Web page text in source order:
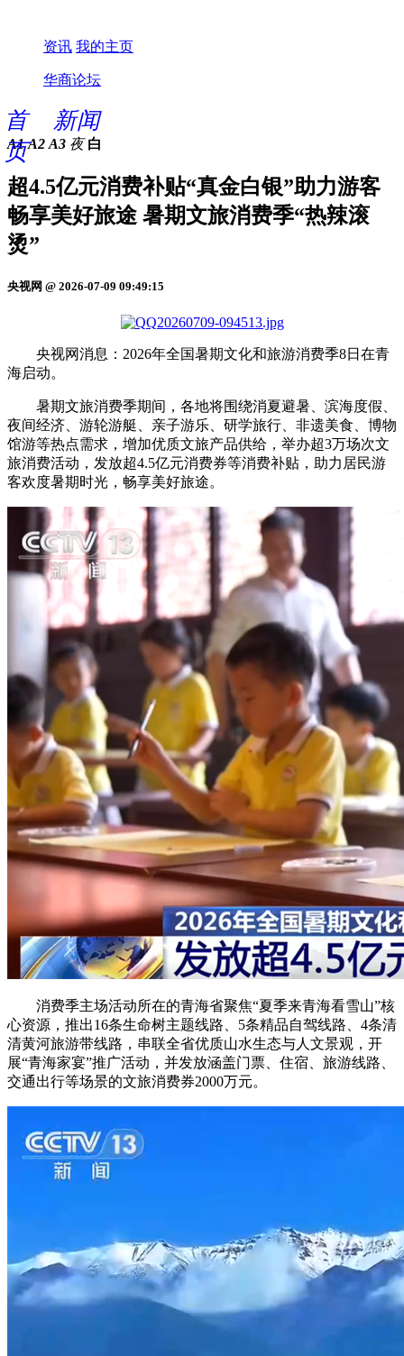
资讯 我的主页
华商论坛
首
页
新闻
A1 A2 A3 夜 白
超4.5亿元消费补贴“真金白银”助力游客
畅享美好旅途 暑期文旅消费季“热辣滚
烫”
央视网 @ 2026-07-09 09:49:15
央视网消息：2026年全国暑期文化和旅游消费季8日在青
海启动。
暑期文旅消费季期间，各地将围绕消夏避暑、滨海度假、
夜间经济、游轮游艇、亲子游乐、研学旅行、非遗美食、博物
馆游等热点需求，增加优质文旅产品供给，举办超3万场次文
旅消费活动，发放超4.5亿元消费券等消费补贴，助力居民游
客欢度暑期时光，畅享美好旅途。
消费季主场活动所在的青海省聚焦“夏季来青海看雪山”核
心资源，推出16条生命树主题线路、5条精品自驾线路、4条清
清黄河旅游带线路，串联全省优质山水生态与人文景观，开
展“青海家宴”推广活动，并发放涵盖门票、住宿、旅游线路、
交通出行等场景的文旅消费券2000万元。